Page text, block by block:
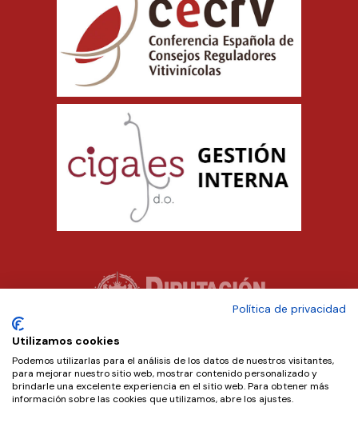
Política de privacidad
Utilizamos cookies
Podemos utilizarlas para el análisis de los datos de nuestros visitantes,
para mejorar nuestro sitio web, mostrar contenido personalizado y
brindarle una excelente experiencia en el sitio web. Para obtener más
información sobre las cookies que utilizamos, abre los ajustes.